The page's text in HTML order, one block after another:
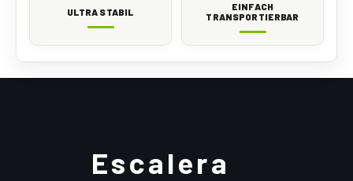
ULTRA STABIL
EINFACH
TRANSPORTIERBAR
Escalera